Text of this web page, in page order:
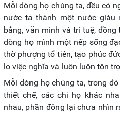
Mỗi dòng họ chúng ta, đều có
nước ta thành một nước giàu
bằng, văn minh và trí tuệ,
dòng họ mình một nếp sống
thờ phượng tổ tiên, tạo phúc
lo việc nghĩa và luôn luôn tôn
Mỗi dòng họ chúng ta, trong
thiết chế, các chi họ khác
nhau, phần đông lại chưa nhìn